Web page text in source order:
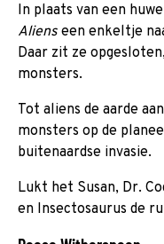
In plaats van een
Aliens een enkeltje
Daar zit ze
monsters.
Tot aliens de aarde
monsters op de
buitenaardse invasie.
Lukt het Susan, Dr.
en Insectosaurus de